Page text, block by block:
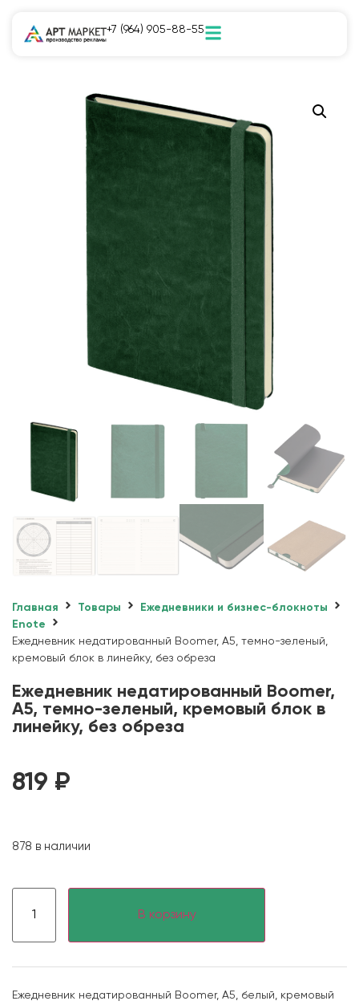
+7 (964) 905-88-55
Главная Товары
Ежедневники и бизнес-блокноты
Enote
Ежедневник недатированный Boomer, А5, темно-зеленый,
кремовый блок в линейку, без обреза
Ежедневник недатированный Boomer,
А5, темно-зеленый, кремовый блок в
линейку, без обреза
819 ₽
878 в наличии
В корзину
Ежедневник недатированный Boomer, А5, белый, кремовый